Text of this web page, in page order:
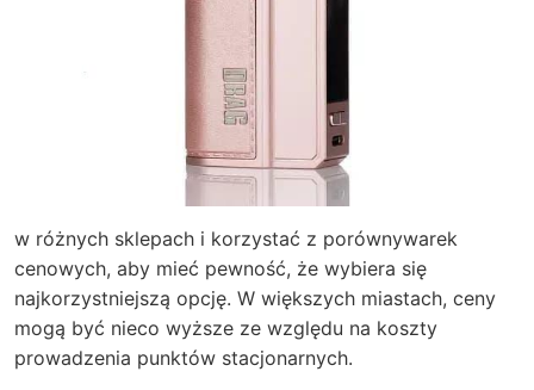
w różnych sklepach i korzystać z porównywarek
cenowych, aby mieć pewność, że wybiera się
najkorzystniejszą opcję. W większych miastach, ceny
mogą być nieco wyższe ze względu na koszty
prowadzenia punktów stacjonarnych.